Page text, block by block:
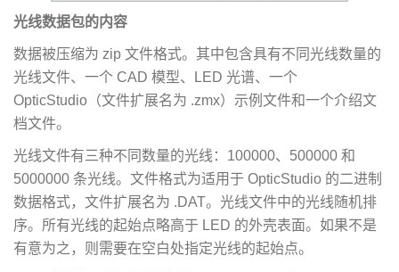
光线数据包的内容
数据被压缩为 zip 文件格式。其中包含具有不同光线数量的
光线文件、一个 CAD 模型、LED 光谱、一个
OpticStudio（文件扩展名为 .zmx）示例文件和一个介绍文
档文件。
光线文件有三种不同数量的光线：100000、500000 和
5000000 条光线。文件格式为适用于 OpticStudio 的二进制
数据格式，文件扩展名为 .DAT。光线文件中的光线随机排
序。所有光线的起始点略高于 LED 的外壳表面。如果不是
有意为之，则需要在空白处指定光线的起始点。